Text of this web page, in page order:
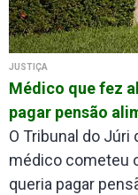
JUSTIÇA
Médico que fez
pagar pensão
O Tribunal do
médico cometeu
queria pagar